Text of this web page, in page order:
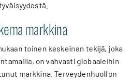
markkina
toinen keskeinen tekijä, joka
on vahvasti globaaleihin
markkina. Terveydenhuollon